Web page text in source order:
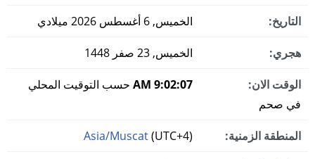
التاريخ: الخميس, 6 أغسطس 2026 ميلادي
هجري: الخميس, 23 صفر 1448
الوقت الان: 9:02:07 AM
حسب التوقيت المحلي
في صحم
المنطقة الزمنية: Asia/Muscat(UTC+4)